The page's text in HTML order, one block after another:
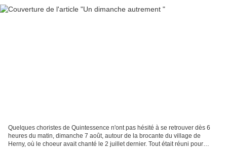
Quelques choristes de Quintessence n'ont pas hésité à se retrouver dès 6
heures du matin, dimanche 7 août, autour de la brocante du village de
Herny, où le choeur avait chanté le 2 juillet dernier. Tout était réuni pour